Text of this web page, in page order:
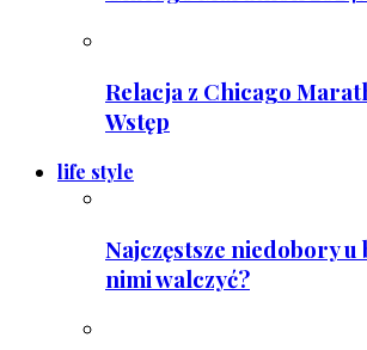
Relacja z Chicago
Wstęp
life style
Najczęstsze niedobory u
nimi walczyć?